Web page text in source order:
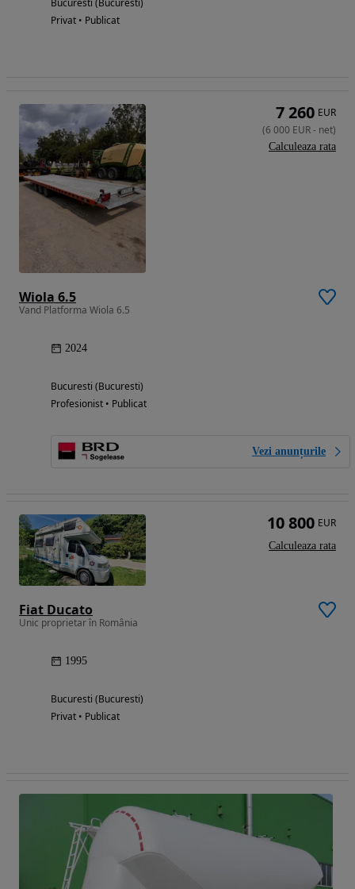
Privat • Publicat
Wiola 6.5
Vand Platforma Wiola 6.5
2024
Bucuresti (Bucuresti)
Profesionist • Publicat
Vezi anunțurile
7 260 EUR
(6 000 EUR- net)
Calculeaza rata
Fiat Ducato
Unic proprietar în România
1995
Bucuresti (Bucuresti)
Privat • Publicat
10 800 EUR
Calculeaza rata